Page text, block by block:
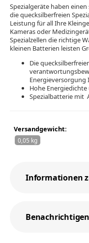
Spezialgeräte haben
die quecksilberfreien
Leistung für all Ihre
Kameras oder
Spezialzellen die richtige
kleinen Batterien leisten
Die
Energieversorgung
Hohe
Spezialbatterie mit
Versandgewicht:
0,05 kg
Informationen